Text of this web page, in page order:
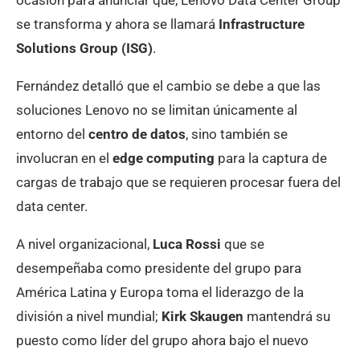
se transforma y ahora se llamará Infrastructure
Solutions Group (ISG).
Fernández detalló que el cambio se debe a que las
soluciones Lenovo no se limitan únicamente al
entorno del centro de datos, sino también se
involucran en el edge computing para la captura de
cargas de trabajo que se requieren procesar fuera del
data center.
A nivel organizacional, Luca Rossi que se
desempeñaba como presidente del grupo para
América Latina y Europa toma el liderazgo de la
división a nivel mundial; Kirk Skaugen mantendrá su
puesto como líder del grupo ahora bajo el nuevo